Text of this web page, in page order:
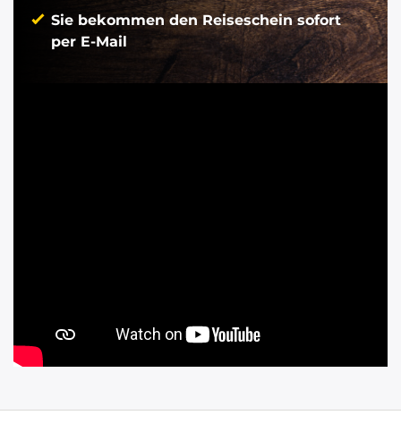
Sie bekommen den Reiseschein sofort
per E-Mail